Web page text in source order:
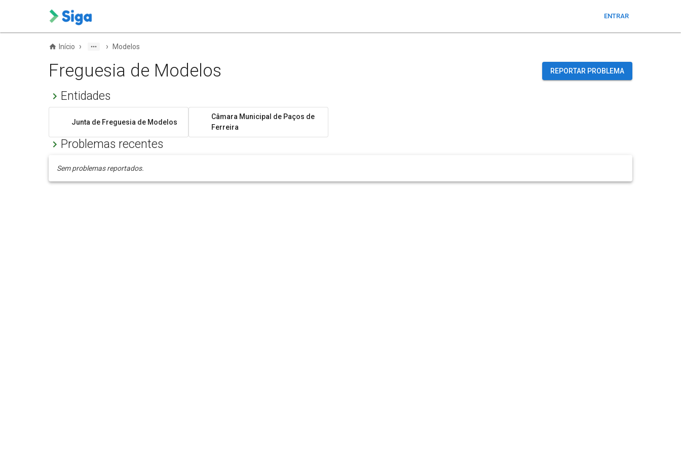
ENTRAR
Início › › Modelos
Freguesia de Modelos REPORTAR PROBLEMA
Entidades
Junta de Freguesia de Modelos
Câmara Municipal de Paços de
Ferreira
Problemas recentes
Sem problemas reportados.